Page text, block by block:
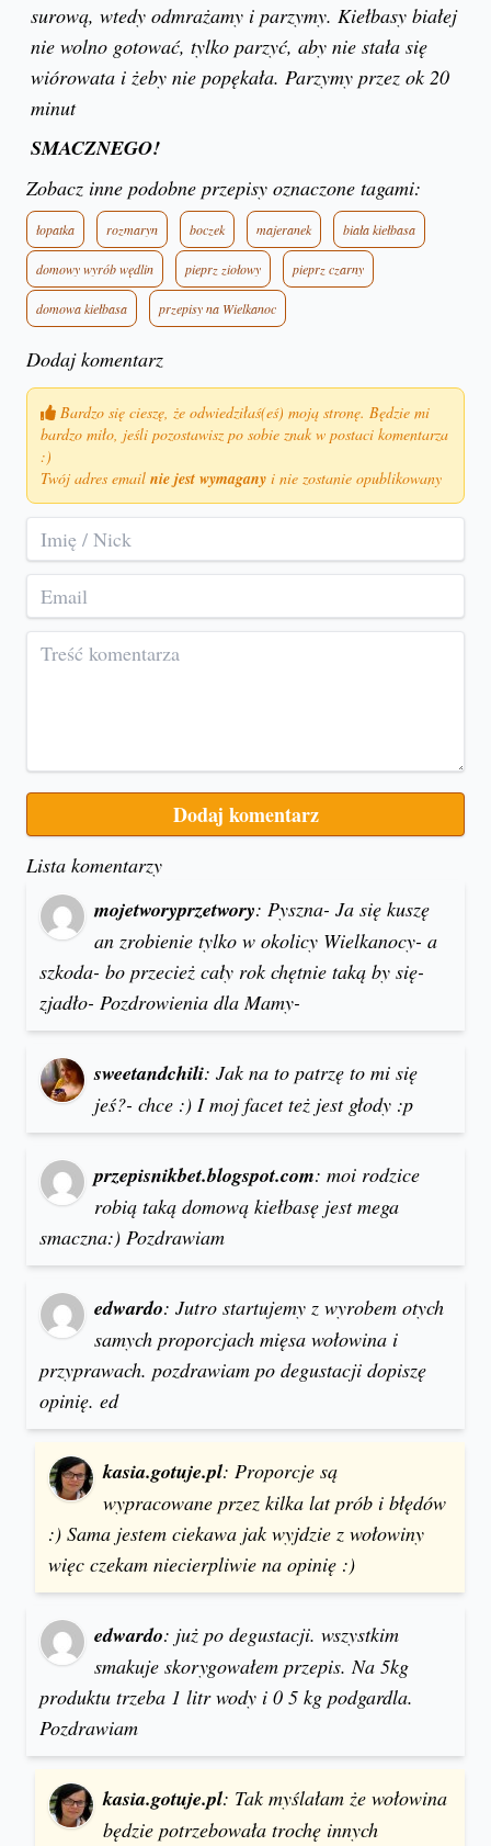
surową, wtedy odmrażamy i parzymy. Kiełbasy białej
nie wolno gotować, tylko parzyć, aby nie stała się
wiórowata i żeby nie popękała. Parzymy przez ok 20
minut
SMACZNEGO!
Zobacz inne podobne przepisy oznaczone tagami:
łopatka rozmaryn boczek majeranek biała kiełbasa
domowy wyrób wędlin pieprz ziołowy pieprz czarny
domowa kiełbasa przepisy na Wielkanoc
Dodaj komentarz
Bardzo się cieszę, że odwiedziłaś(eś) moją stronę. Będzie mi
bardzo miło, jeśli pozostawisz po sobie znak w postaci komentarza
:)
Twój adres email nie jest wymagany i nie zostanie opublikowany
Lista komentarzy
mojetworyprzetwory: Pyszna- Ja się kuszę
an zrobienie tylko w okolicy Wielkanocy- a
szkoda- bo przecież cały rok chętnie taką by się-
zjadło- Pozdrowienia dla Mamy-
sweetandchili: Jak na to patrzę to mi się
jeś?- chce :) I moj facet też jest głody :p
przepisnikbet.blogspot.com: moi rodzice
robią taką domową kiełbasę jest mega
smaczna:) Pozdrawiam
edwardo: Jutro startujemy z wyrobem otych
samych proporcjach mięsa wołowina i
przyprawach. pozdrawiam po degustacji dopiszę
opinię. ed
kasia.gotuje.pl: Proporcje są
wypracowane przez kilka lat prób i błędów
:) Sama jestem ciekawa jak wyjdzie z wołowiny
więc czekam niecierpliwie na opinię :)
edwardo: już po degustacji. wszystkim
smakuje skorygowałem przepis. Na 5kg
produktu trzeba 1 litr wody i 0 5 kg podgardla.
Pozdrawiam
kasia.gotuje.pl: Tak myślałam że wołowina
będzie potrzebowała trochę innych